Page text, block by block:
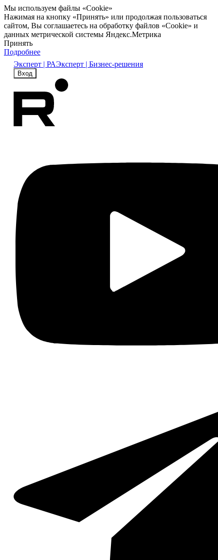
Мы используем файлы «Cookie»
Нажимая на кнопку «Принять» или продолжая пользоваться
сайтом, Вы соглашаетесь на обработку файлов «Cookie» и
данных метрической системы Яндекс.Метрика
Принять
Подробнее
Эксперт | РАЭксперт | Бизнес-решения
Вход